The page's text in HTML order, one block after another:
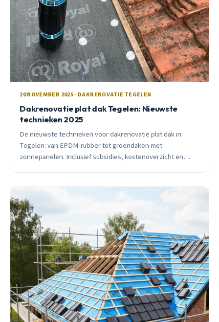
20 NOVEMBER 2025 · DAKRENOVATIE TEGELEN
Dakrenovatie plat dak Tegelen: Nieuwste
technieken 2025
De nieuwste technieken voor dakrenovatie plat dak in
Tegelen: van EPDM-rubber tot groendaken met
zonnepanelen. Inclusief subsidies, kostenoverzicht en